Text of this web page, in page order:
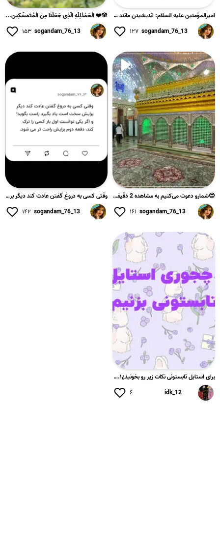
امیرالمؤمنین علیه السلام: انديشيدن مانند با چشم ديدن نيست؛ ز...
sogandam_76_13 ۱۲۷
🌸❤️ الْحَمْدُلِلَّهِ الَّذِی جَعَلَنَا مِنَ الْمُتَمَسِّکِین...
sogandam_76_13 ۱۵۳
😍شمارو دعوت می‌‌کنیم به مشاهده 2 دقیقه از حال و هوای امسال ح...
sogandam_76_13 ۱۶۱
وقتی کسی به دروغ گفتن عادت کند دیگر برایش سخت است یاد بگیرد ...
sogandam_76_13 ۱۴۲
برای استایل تابستونی نکات زیر رو بخونید¿۱. استایل تابستانی ب...
idk_12
۶